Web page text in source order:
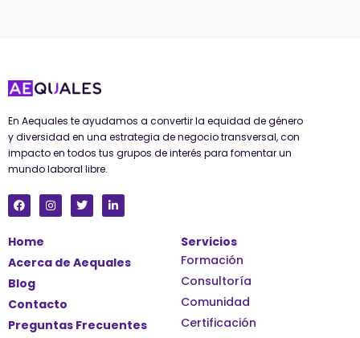
En Aequales te ayudamos a convertir la equidad de género
y diversidad en una estrategia de negocio transversal, con
impacto en todos tus grupos de interés para fomentar un
mundo laboral libre.
F
a
c
b
o
k
I
n
s
r
T
w
i
r
L
i
n
d
i
Home
Acerca de Aequales
Blog
Contacto
Preguntas Frecuentes
Servicios
Formación
Consultoría
Comunidad
Certificación